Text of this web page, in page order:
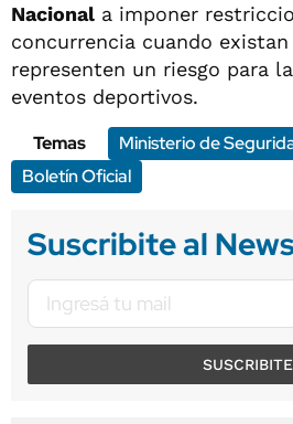
Nacional a imponer
concurrencia cuando
representen un riesgo para
eventos deportivos.
Temas
Ministerio de
Boletín Oficial
Suscribite al
SUSCRIBITE